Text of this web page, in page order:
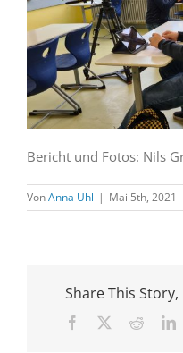
Bericht und Fotos: Nils
VonAnna Uhl | Mai 5th, 2021
Share This
Facebook Reddit